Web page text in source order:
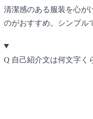
清潔感のある服装を心が
のがおすすめ。シンプル
Q 自己紹介文は何文字く